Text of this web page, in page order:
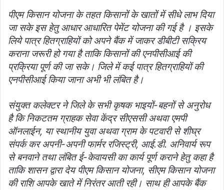
पीएम किसान योजना के तहत किसानों के खातों में सीधे लाभ दिया
जा सके इस हेतु आधार आधारित पेमेंट योजना की गई है । इसके
लिये पात्र हितग्राहियों को अपने बैंक में जाकर डीबीटी सक्रिय
कराना जरूरी हो गया है ताकि किसानों की एनपीसीआई की
प्रक्रिया पूर्ण की जा सके। जिले में कई पात्र हितग्राहियों की
एनपीसीआई किया जाना अभी भी लंबित है।
संयुक्त कलेक्टर ने जिले के सभी कृषक भाइयों-बहनों से अनुरोध
है कि निकटतम ग्राहक सेवा केंद्र सीएससी अथवा एमपी
ऑनलाईन, या स्थानीय युवा अथवा ग्राम के पटवारी से शीघ्र
संपर्क कर अपनी-अपनी फार्मर रजिस्ट्री, आई.डी. अनिवार्य रूप
से बनवाने तथा लंबित ई-केवायसी का कार्य पूर्ण कराने हेतु कहा है
ताकि शासन द्वारा देय पीएम किसान योजना, सीएम किसान योजना
की राशि आपके खाते में निरंतर आती रही। साथ ही आपके बैंक